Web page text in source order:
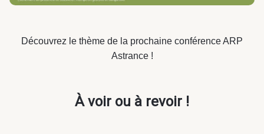
Découvrez le thème de la prochaine conférence ARP
Astrance !
À voir ou à revoir !